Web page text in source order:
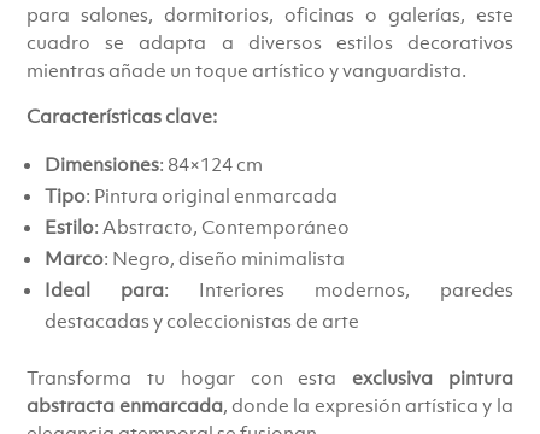
para salones, dormitorios, oficinas o galerías, este
cuadro se adapta a diversos estilos decorativos
mientras añade un toque artístico y vanguardista.
Características clave:
Dimensiones: 84×124 cm
Tipo: Pintura original enmarcada
Estilo: Abstracto, Contemporáneo
Marco: Negro, diseño minimalista
Ideal para: Interiores modernos, paredes
destacadas y coleccionistas de arte
Transforma tu hogar con esta exclusiva pintura
abstracta enmarcada, donde la expresión artística y la